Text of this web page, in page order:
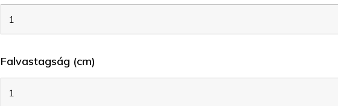
Falvastagság (cm)